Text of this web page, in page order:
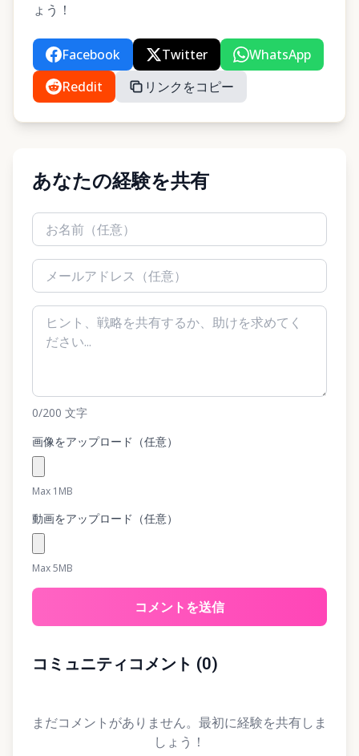
ょう！
Facebook Twitter
WhatsApp
Reddit
リンクをコピー
あなたの経験を共有
0/200 文字
画像をアップロード（任意）
Max 1MB
動画をアップロード（任意）
Max 5MB
コメントを送信
コミュニティコメント (0)
まだコメントがありません。最初に経験を共有しま
しょう！